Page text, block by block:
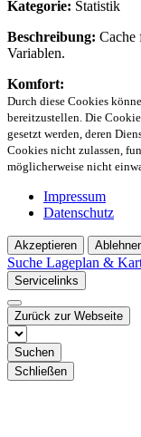
Kategorie: Statistik
Beschreibung: Cache
Variablen.
Komfort:
Durch diese Cookies
bereitzustellen. Die
gesetzt werden, deren
Cookies nicht zulassen,
möglicherweise nicht
Impressum
Datenschutz
Akzeptieren
Suche Lageplan &
Servicelinks
Zurück zur Webseite
Suchen
Schließen